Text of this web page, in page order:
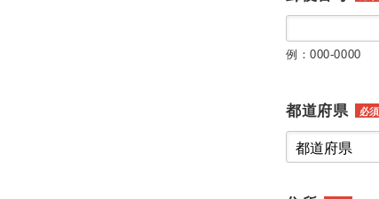
例：000-0000
都道府県 必須